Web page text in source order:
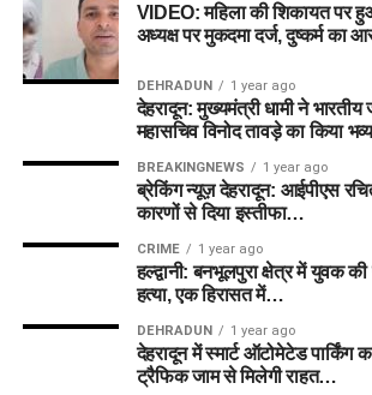
VIDEO: महिला की शिकायत पर
अध्यक्ष पर मुकदमा दर्ज, दुष्कर्म का
DEHRADUN 1 year ago
देहरादून: मुख्यमंत्री धामी ने भारतीय
महासचिव विनोद तावड़े का किया
BREAKINGNEWS 1 year ago
ब्रेकिंग न्यूज़ देहरादून: आईपीएस
कारणों से दिया इस्तीफा…
CRIME 1 year ago
हल्द्वानी: बनभूलपुरा क्षेत्र में युवक
हत्या, एक हिरासत में…
DEHRADUN 1 year ago
देहरादून में स्मार्ट ऑटोमेटेड पार्किंग
ट्रैफिक जाम से मिलेगी राहत…